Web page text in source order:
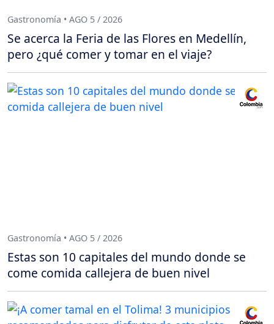
Gastronomía • AGO 5 / 2026
Se acerca la Feria de las Flores en Medellín,
pero ¿qué comer y tomar en el viaje?
Gastronomía • AGO 5 / 2026
Estas son 10 capitales del mundo donde se
come comida callejera de buen nivel